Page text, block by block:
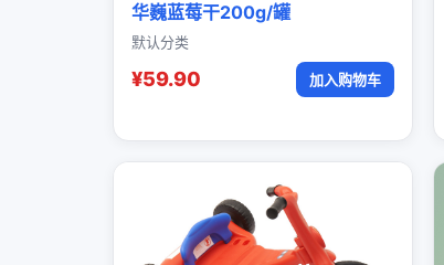
华巍蓝莓干200g/罐
默认分类
¥59.90 加入购物车